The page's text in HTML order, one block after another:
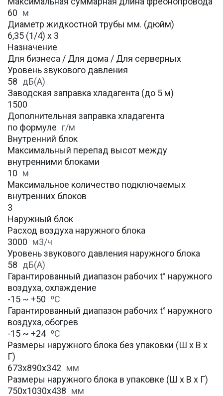
60 м
Диаметр жидкостной трубы мм. (дюйм)
6,35 (1/4) х 3
Назначение
Для бизнеса / Для дома / Для серверных
Уровень звукового давления
58 дБ(А)
Заводская заправка хладагента (до 5 м)
1500
Дополнительная заправка хладагента
по формуле г/м
Внутренний блок
Максимальный перепад высот между
внутренними блоками
10 м
Максимальное количество подключаемых
внутренних блоков
3
Наружный блок
Расход воздуха наружного блока
3000 м3/ч
Уровень звукового давления наружного блока
58 дБ(А)
Гарантированный диапазон рабочих t° наружного
воздуха, охлаждение
-15 ~ +50 ⁰С
Гарантированный диапазон рабочих t° наружного
воздуха, обогрев
-15 ~ +24 ⁰С
Размеры наружного блока без упаковки (Ш х В х
Г)
673x890x342 мм
Размеры наружного блока в упаковке (Ш х В х Г)
750x1030x438 мм